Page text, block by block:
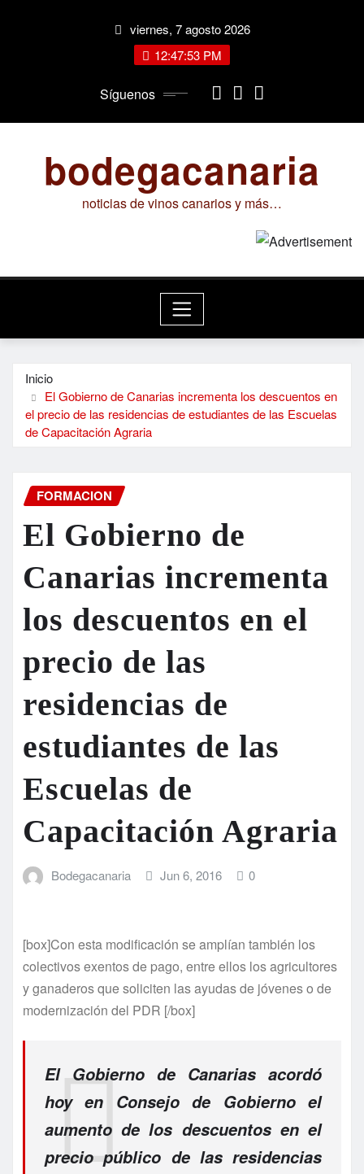
viernes, 7 agosto 2026
12:47:54 PM
Síguenos
bodegacanaria
noticias de vinos canarios y más…
Inicio
El Gobierno de Canarias incrementa los descuentos en
el precio de las residencias de estudiantes de las Escuelas
de Capacitación Agraria
FORMACION
El Gobierno de
Canarias incrementa
los descuentos en el
precio de las
residencias de
estudiantes de las
Escuelas de
Capacitación Agraria
Bodegacanaria Jun 6, 2016 0
[box]Con esta modificación se amplían también los
colectivos exentos de pago, entre ellos los agricultores
y ganaderos que soliciten las ayudas de jóvenes o de
modernización del PDR [/box]
El Gobierno de Canarias acordó
hoy en Consejo de Gobierno el
aumento de los descuentos en el
precio público de las residencias